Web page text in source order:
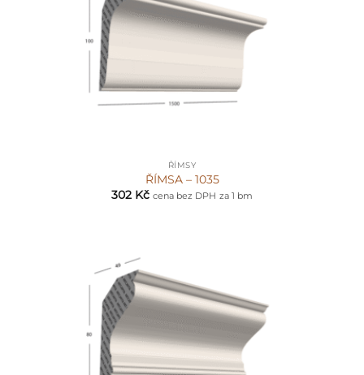
ŘÍMSY
ŘÍMSA – 1035
302 Kč cena bez DPH za 1 bm